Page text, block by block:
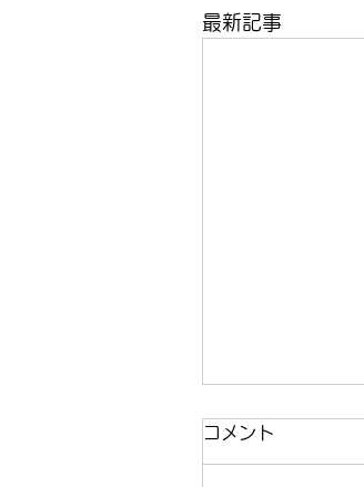
最新記事
コメント